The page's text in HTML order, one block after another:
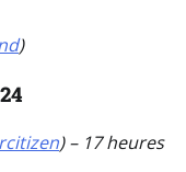
)
) – 17 heures